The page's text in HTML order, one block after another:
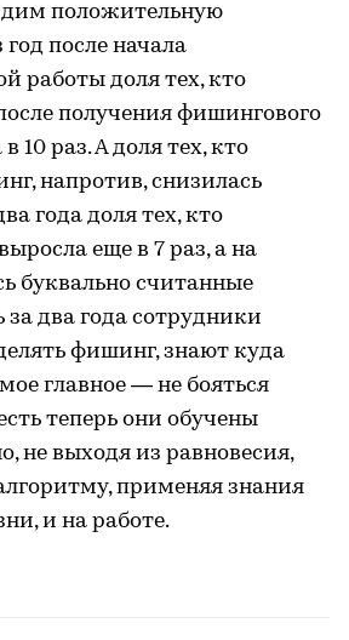
положительную
после начала
работы доля тех, кто
получения фишингового
10 раз. А доля тех, кто
напротив, снизилась
года доля тех, кто
еще в 7 раз, а на
буквально считанные
за два года сотрудники
фишинг, знают куда
главное — не бояться
теперь они обучены
не выходя из равновесия,
применяя знания
и на работе.